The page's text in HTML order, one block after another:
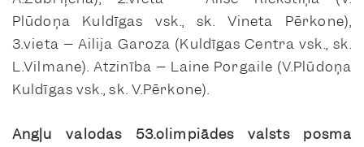
Plūdoņa Kuldīgas vsk., sk. Vineta Pērkone),
3.vieta – Ailija Garoza (Kuldīgas Centra vsk., sk.
L.Vilmane). Atzinība – Laine Porgaile (V.Plūdoņa
Kuldīgas vsk., sk. V.Pērkone).
Angļu valodas 53.olimpiādes valsts posma